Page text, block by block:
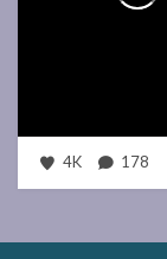
4K 178